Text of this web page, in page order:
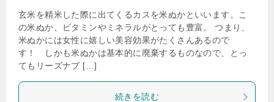
玄米を精米した際に出てくるカスを米ぬかといいます。こ
の米ぬか、ビタミンやミネラルがとっても豊富。 つまり、
米ぬかには女性に嬉しい美容効果がたくさんあるので
す！ しかも米ぬかは基本的に廃棄するものなので、とっ
てもリーズナブ […]
続きを読む